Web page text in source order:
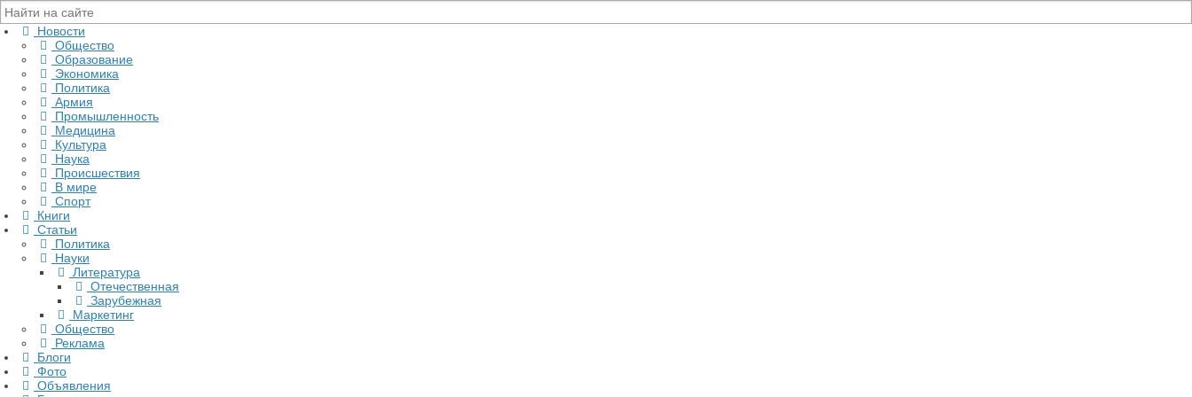
Новости
Общество
Образование
Экономика
Политика
Армия
Промышленность
Медицина
Культура
Наука
Происшествия
В мире
Спорт
Книги
Статьи
Политика
Науки
Литература
Отечественная
Зарубежная
Маркетинг
Общество
Реклама
Блоги
Фото
Объявления